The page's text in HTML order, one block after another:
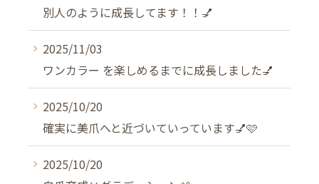
別人のように成長してます！！💅
2025/11/03
ワンカラー を楽しめるまでに成長しました💅
2025/10/20
確実に美爪へと近づいていっています💅🩷
2025/10/20